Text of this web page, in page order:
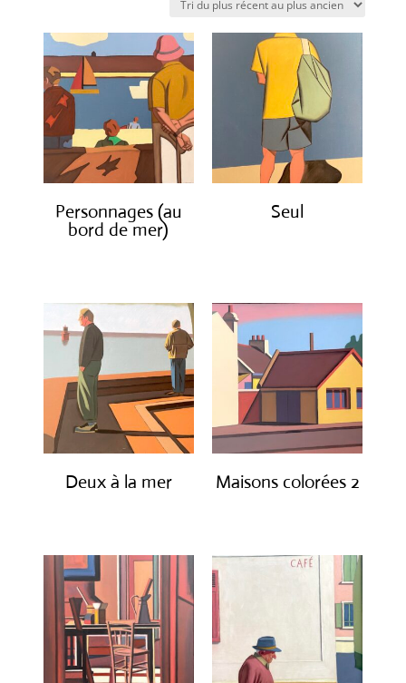
plus
récent
plus
ancien
Personnages (au
bord de mer)
Seul
Deux à la mer Maisons colorées 2